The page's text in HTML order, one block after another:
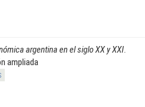
argentina en el siglo XX y XXI
ampliada